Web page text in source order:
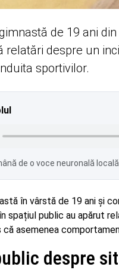
de 19 ani
relatări despre un
sportivilor.
de o voce neuronală
în vârstă de 19 ani și
spațiul public au apărut
asemenea
despre